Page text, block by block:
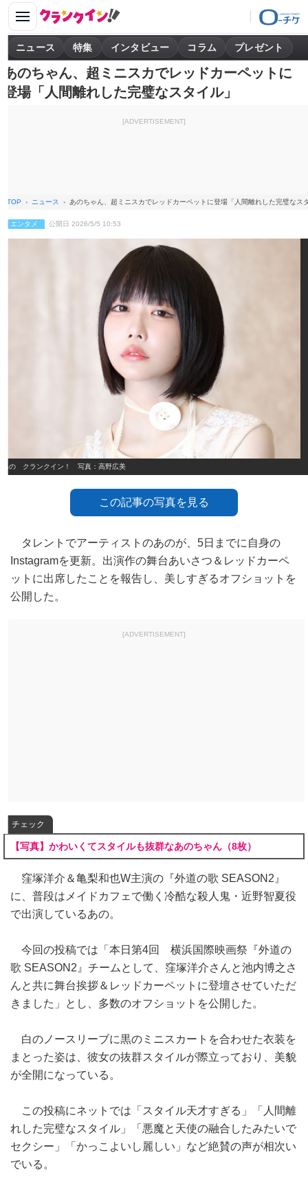
ニュース 特集 インタビュー コラム プレゼント
あのちゃん、超ミニスカでレッドカーペットに
登場「人間離れした完璧なスタイル」
[ADVERTISEMENT]
TOP ニュース あのちゃん、超ミニスカでレッドカーペットに登場「人間離れした完璧なス
エンタメ 公開日 2026/5/5 10:53
あの クランクイン！ 写真：高野広美
この記事の写真を見る
タレントでアーティストのあのが、5日までに自身の
Instagramを更新。出演作の舞台あいさつ＆レッドカーペ
ットに出席したことを報告し、美しすぎるオフショットを
公開した。
[ADVERTISEMENT]
チェック
【写真】かわいくてスタイルも抜群なあのちゃん（8枚）
窪塚洋介＆亀梨和也W主演の『外道の歌 SEASON2』
に、普段はメイドカフェで働く冷酷な殺人鬼・近野智夏役
で出演しているあの。
今回の投稿では「本日第4回 横浜国際映画祭『外道の
歌 SEASON2』チームとして、窪塚洋介さんと池内博之さ
んと共に舞台挨拶＆レッドカーペットに登壇させていただ
きました」とし、多数のオフショットを公開した。
白のノースリーブに黒のミニスカートを合わせた衣装を
まとった姿は、彼女の抜群スタイルが際立っており、美貌
が全開になっている。
この投稿にネットでは「スタイル天才すぎる」「人間離
れした完璧なスタイル」「悪魔と天使の融合したみたいで
セクシー」「かっこよいし麗しい」など絶賛の声が相次い
でいる。